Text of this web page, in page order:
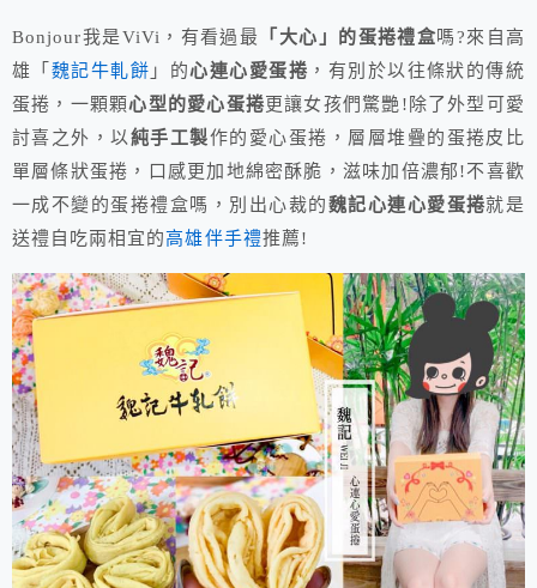
Bonjour我是ViVi，有看過最 「大心」的蛋捲禮盒嗎?來自高
雄「 魏記牛軋餅 」的心連心愛蛋捲 ，有別於以往條狀的傳統
蛋捲，一顆顆心型的愛心蛋捲更讓女孩們驚艷!除了外型可愛
討喜之外，以純手工製作的愛心蛋捲，層層堆疊的蛋捲皮比
單層條狀蛋捲，口感更加地綿密酥脆，滋味加倍濃郁!不喜歡
一成不變的蛋捲禮盒嗎，別出心裁的魏記心連心愛蛋捲就是
送禮自吃兩相宜的高雄伴手禮推薦!